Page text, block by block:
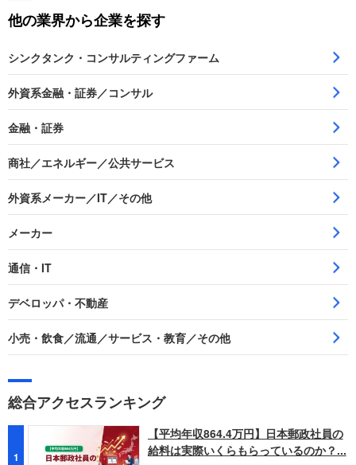
他の業界から企業を探す
シンクタンク・コンサルティングファーム
外資系金融・証券／コンサル
金融・証券
商社／エネルギー／公共サービス
外資系メーカー／IT／その他
メーカー
通信・IT
デベロッパ・不動産
小売・飲食／流通／サービス・教育／その他
総合アクセスランキング
1
【平均年収864.4万円】日本郵政社員の
給料は実際いくらもらっているのか？...